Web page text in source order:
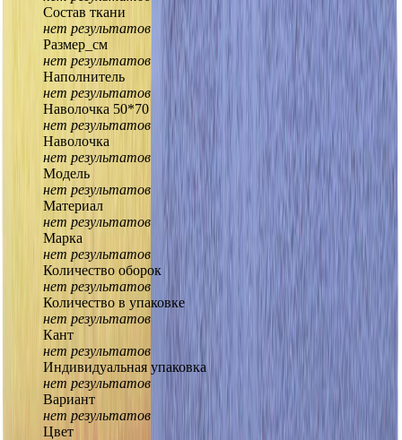
Состав ткани
нет результатов
Размер_см
нет результатов
Наполнитель
нет результатов
Наволочка 50*70
нет результатов
Наволочка
нет результатов
Модель
нет результатов
Материал
нет результатов
Марка
нет результатов
Количество оборок
нет результатов
Количество в упаковке
нет результатов
Кант
нет результатов
Индивидуальная упаковка
нет результатов
Вариант
нет результатов
Цвет